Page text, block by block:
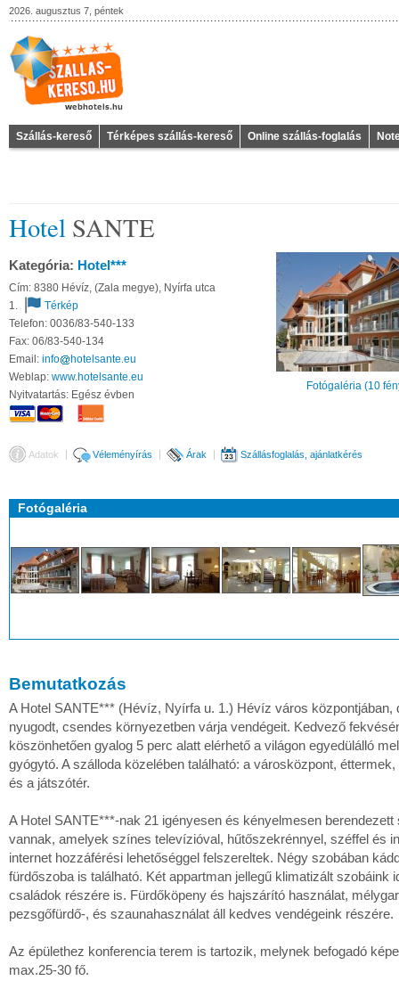
2026. augusztus 7, péntek
Szállás-kereső Térképes szállás-kereső Online szállás-foglalás
Hotel SANTE
Kategória: Hotel***
Cím: 8380 Hévíz, (Zala megye), Nyírfa utca
1.
Térkép
Telefon: 0036/83-540-133
Fax: 06/83-540-134
Email: info hotelsante eu
Weblap: www.hotelsante.eu
Nyitvatartás: Egész évben
Fotógaléria (10
Adatok Véleményírás Árak Szállásfoglalás, ajánlatkérés
Fotógaléria
Bemutatkozás
A Hotel SANTE*** (Hévíz, Nyírfa u. 1.) Hévíz város központjában,
nyugodt, csendes környezetben várja vendégeit. Kedvező
köszönhetően gyalog 5 perc alatt elérhető a világon egyedülálló
gyógytó. A szálloda közelében található: a városközpont,
és a játszótér.
A Hotel SANTE***-nak 21 igényesen és kényelmesen berendezett
vannak, amelyek színes televízióval, hűtőszekrénnyel, széffel és
internet hozzáférési lehetőséggel felszereltek. Négy szobában
fürdőszoba is található. Két appartman jellegű klimatizált szobáink
családok részére is. Fürdőköpeny és hajszárító használat,
pezsgőfürdő-, és szaunahasználat áll kedves vendégeink részére.
Az épülethez konferencia terem is tartozik, melynek befogadó
max.25-30 fő.